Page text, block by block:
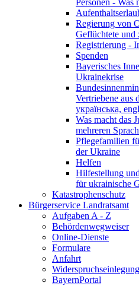
Personen - Was
Regierung von
Geflüchtete
Registrierung -
Spenden
Bayerisches
Ukrainekrise
Vertriebene aus
українська,
Was macht das
mehreren
Pflegefamilien
der Ukraine
Helfen
Hilfestellung
für ukrainische
Katastrophenschutz
Bürgerservice Landratsamt
Aufgaben A - Z
Behördenwegweiser
Online-Dienste
Formulare
Anfahrt
Widerspruchseinlegung
BayernPortal